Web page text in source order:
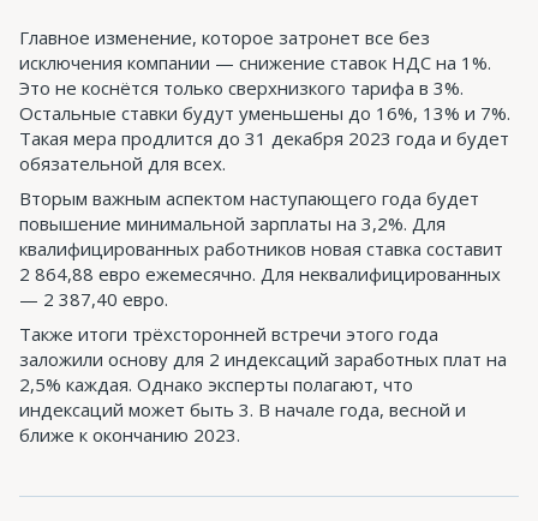
Главное изменение, которое затронет все без
исключения компании — снижение ставок НДС на 1%.
Это не коснётся только сверхнизкого тарифа в 3%.
Остальные ставки будут уменьшены до 16%, 13% и 7%.
Такая мера продлится до 31 декабря 2023 года и будет
обязательной для всех.
Вторым важным аспектом наступающего года будет
повышение минимальной зарплаты на 3,2%. Для
квалифицированных работников новая ставка составит
2 864,88 евро ежемесячно. Для неквалифицированных
— 2 387,40 евро.
Также итоги трёхсторонней встречи этого года
заложили основу для 2 индексаций заработных плат на
2,5% каждая. Однако эксперты полагают, что
индексаций может быть 3. В начале года, весной и
ближе к окончанию 2023.